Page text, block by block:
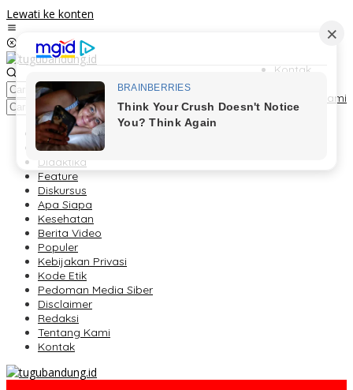
Lewati ke konten
Kontak
Tentang Kami
Berita
Foto Peristiwa
Didaktika
Feature
Diskursus
Apa Siapa
Kesehatan
Berita Video
Populer
Kebijakan Privasi
Kode Etik
Pedoman Media Siber
Disclaimer
Redaksi
Tentang Kami
Kontak